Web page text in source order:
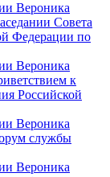
Вероника
Совета
Федерации по
Вероника
к
Российской
Вероника
службы
Вероника